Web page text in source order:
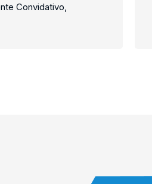
Convidativo,